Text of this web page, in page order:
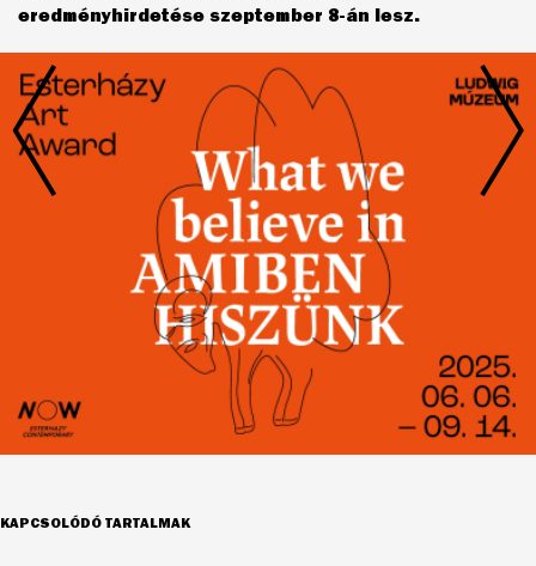
eredményhirdetése szeptember 8-án lesz.
KAPCSOLÓDÓ TARTALMAK